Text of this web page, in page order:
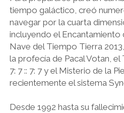
tiempo galáctico, creó
navegar por la cuarta
incluyendo el Encantamiento
Nave del Tiempo Tierra
la profecía de Pacal Votan,
7: 7 :: 7: 7 y el Misterio de la
recientemente el sistema
Desde 1992 hasta su